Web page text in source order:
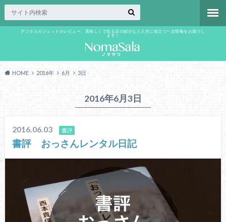
デジタルガジェットのレビュー、美味しくて唸る店の紹介など人生に役立つ一次情報をお届けし
ます！
HOME 2016年 6月 3日
2016年6月3日
2016.06.03 書評
書評 おっさんレンタル日記